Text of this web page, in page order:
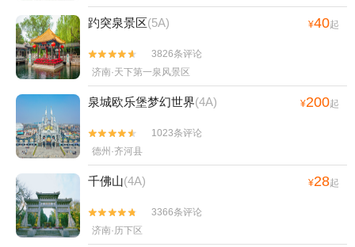
趵突泉景区(5A) ¥40起


3826条评论
济南·天下第一泉风景区
泉城欧乐堡梦幻世界(4A) ¥200起


1023条评论
德州·齐河县
千佛山(4A) ¥28起


3366条评论
济南·历下区